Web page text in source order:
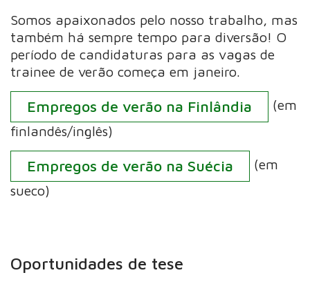
Somos apaixonados pelo nosso trabalho, mas
também há sempre tempo para diversão! O
período de candidaturas para as vagas de
trainee de verão começa em janeiro.
Empregos de verão na Finlândia
(em
finlandês/inglês)
Empregos de verão na Suécia
(em
sueco)
Oportunidades de tese